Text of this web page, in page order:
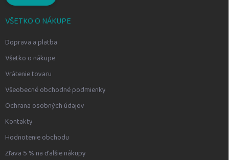
VŠETKO O NÁKUPE
Doprava a platba
Všetko o nákupe
Vrátenie tovaru
Všeobecné obchodné podmienky
Ochrana osobných údajov
Kontakty
Hodnotenie obchodu
Zľava 5 % na ďalšie nákupy